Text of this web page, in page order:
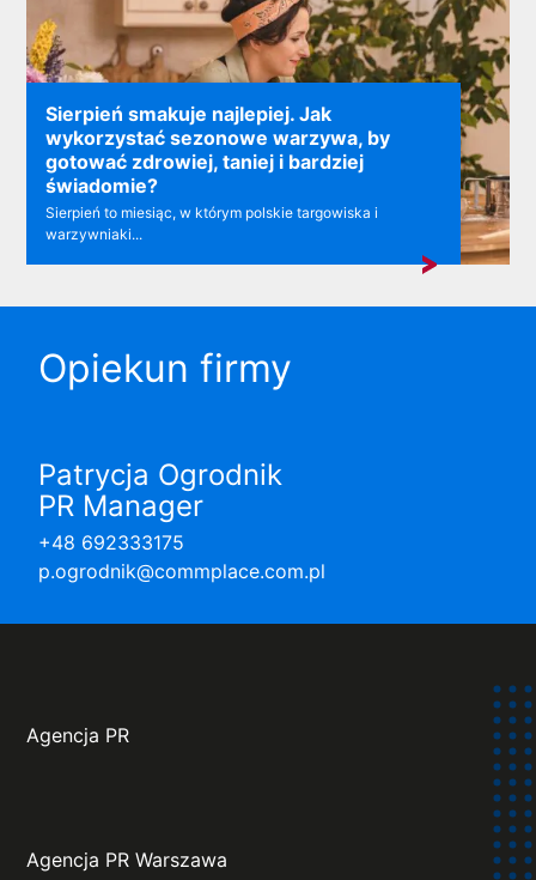
Sierpień smakuje najlepiej. Jak
wykorzystać sezonowe warzywa, by
gotować zdrowiej, taniej i bardziej
świadomie?
Sierpień to miesiąc, w którym polskie targowiska i
warzywniaki...
Opiekun firmy
Patrycja Ogrodnik
PR Manager
+48 692333175
p.ogrodnik@commplace.com.pl
Agencja PR
Agencja PR Warszawa